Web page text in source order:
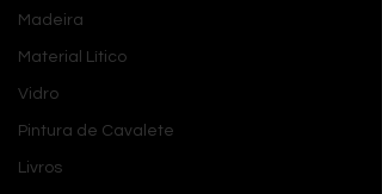
Madeira
Material Lítico
Vidro
Pintura de Cavalete
Livros